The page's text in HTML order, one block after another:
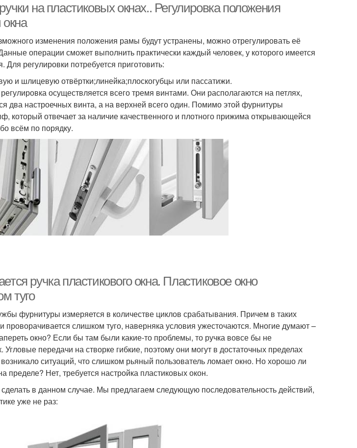
на пластиковых окнах.. Регулировка положения
окна
изменения положения рамы будут устранены, можно отрегулировать её
операции сможет выполнить практически каждый человек, у которого имеется
Для регулировки потребуется приготовить:
и шлицевую отвёртки;линейка;плоскогубцы или пассатижи.
осуществляется всего тремя винтами. Они располагаются на петлях,
два настроечных винта, а на верхней всего один. Помимо этой фурнитуры
который отвечает за наличие качественного и плотного прижима открывающейся
всём по порядку.
ручка пластикового окна. Пластиковое окно
туго
фурнитуры измеряется в количестве циклов срабатывания. Причем в таких
проворачивается слишком туго, наверняка условия ужесточаются. Многие думают –
окно? Если бы там были какие-то проблемы, то ручка вовсе бы не
Угловые передачи на створке гибкие, поэтому они могут в достаточных пределах
ситуаций, что слишком рьяный пользователь ломает окно. Но хорошо ли
пределе? Нет, требуется настройка пластиковых окон.
сделать в данном случае. Мы предлагаем следующую последовательность действий,
уже не раз: